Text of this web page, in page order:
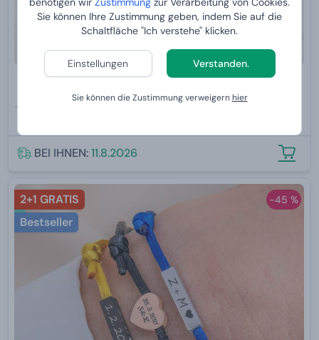
Sie können Ihre Zustimmung geben, indem Sie auf die
Schaltfläche "Ich verstehe" klicken.
Einstellungen Verstanden.
Sie können die Zustimmung verweigernhier
BEI IHNEN:11.8.2026
-45 %
2+1 GRATIS
Bestseller